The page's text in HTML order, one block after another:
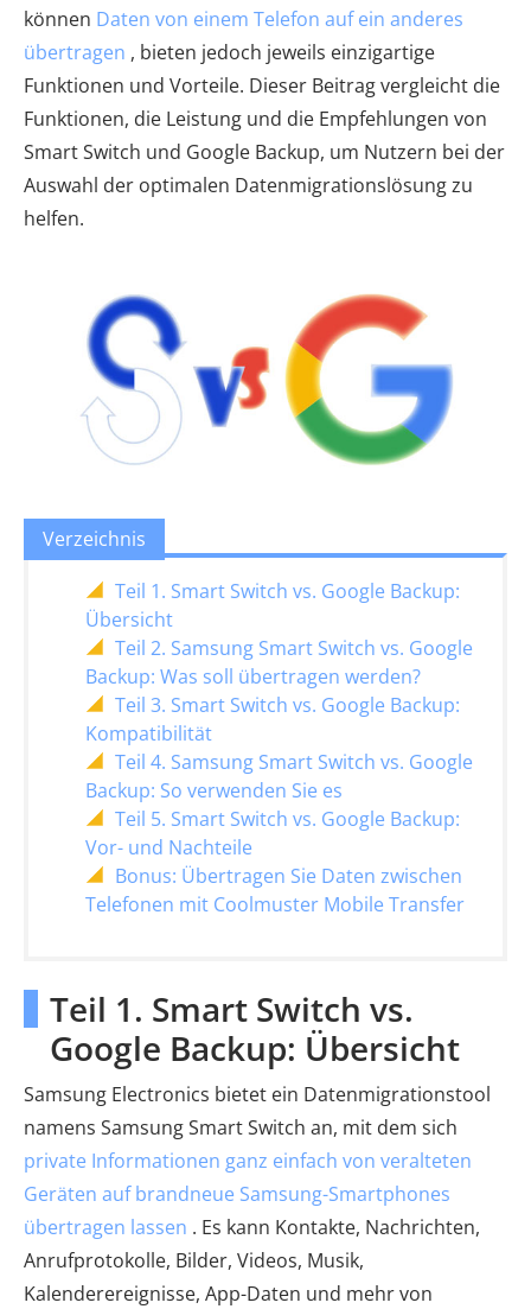
können Daten von einem Telefon auf ein anderes
übertragen , bieten jedoch jeweils einzigartige
Funktionen und Vorteile. Dieser Beitrag vergleicht die
Funktionen, die Leistung und die Empfehlungen von
Smart Switch und Google Backup, um Nutzern bei der
Auswahl der optimalen Datenmigrationslösung zu
helfen.
Verzeichnis
Teil 1. Smart Switch vs. Google Backup:
Übersicht
Teil 2. Samsung Smart Switch vs. Google
Backup: Was soll übertragen werden?
Teil 3. Smart Switch vs. Google Backup:
Kompatibilität
Teil 4. Samsung Smart Switch vs. Google
Backup: So verwenden Sie es
Teil 5. Smart Switch vs. Google Backup:
Vor- und Nachteile
Bonus: Übertragen Sie Daten zwischen
Telefonen mit Coolmuster Mobile Transfer
Teil 1. Smart Switch vs.
Google Backup: Übersicht
Samsung Electronics bietet ein Datenmigrationstool
namens Samsung Smart Switch an, mit dem sich
private Informationen ganz einfach von veralteten
Geräten auf brandneue Samsung-Smartphones
übertragen lassen . Es kann Kontakte, Nachrichten,
Anrufprotokolle, Bilder, Videos, Musik,
Kalenderereignisse, App-Daten und mehr von